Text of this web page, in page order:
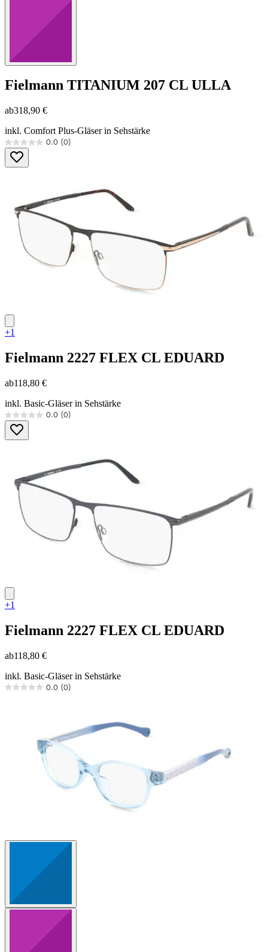
Fielmann TITANIUM 207 CL ULLA
ab318,90 €
inkl. Comfort Plus-Gläser in Sehstärke
0.0 (0)
0.0
von
5
+1
Fielmann 2227 FLEX CL EDUARD
ab118,80 €
inkl. Basic-Gläser in Sehstärke
0.0 (0)
0.0
von
5
+1
Fielmann 2227 FLEX CL EDUARD
ab118,80 €
inkl. Basic-Gläser in Sehstärke
0.0 (0)
0.0